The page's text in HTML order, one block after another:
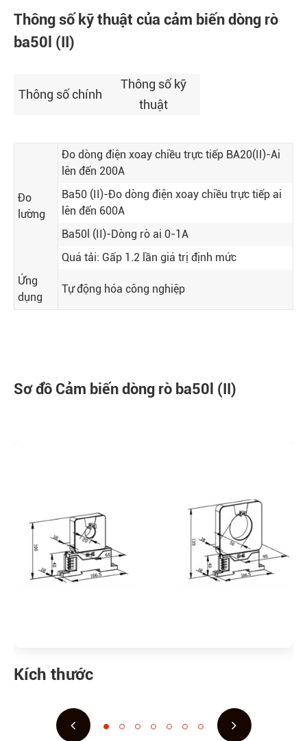
Thông số kỹ thuật của cảm biến dòng rò
ba50l (II)
Thông số chính
Thông số kỹ
thuật
Đo
lường
Đo dòng điện xoay chiều trực tiếp BA20(II)-Ai
lên đến 200A
Ba50 (II)-Đo dòng điện xoay chiều trực tiếp ai
lên đến 600A
Ba50l (II)-Dòng rò ai 0-1A
Quá tải: Gấp 1.2 lần giá trị định mức
Ứng
dụng
Tự động hóa công nghiệp
Sơ đồ Cảm biến dòng rò ba50l (II)
Kích thước